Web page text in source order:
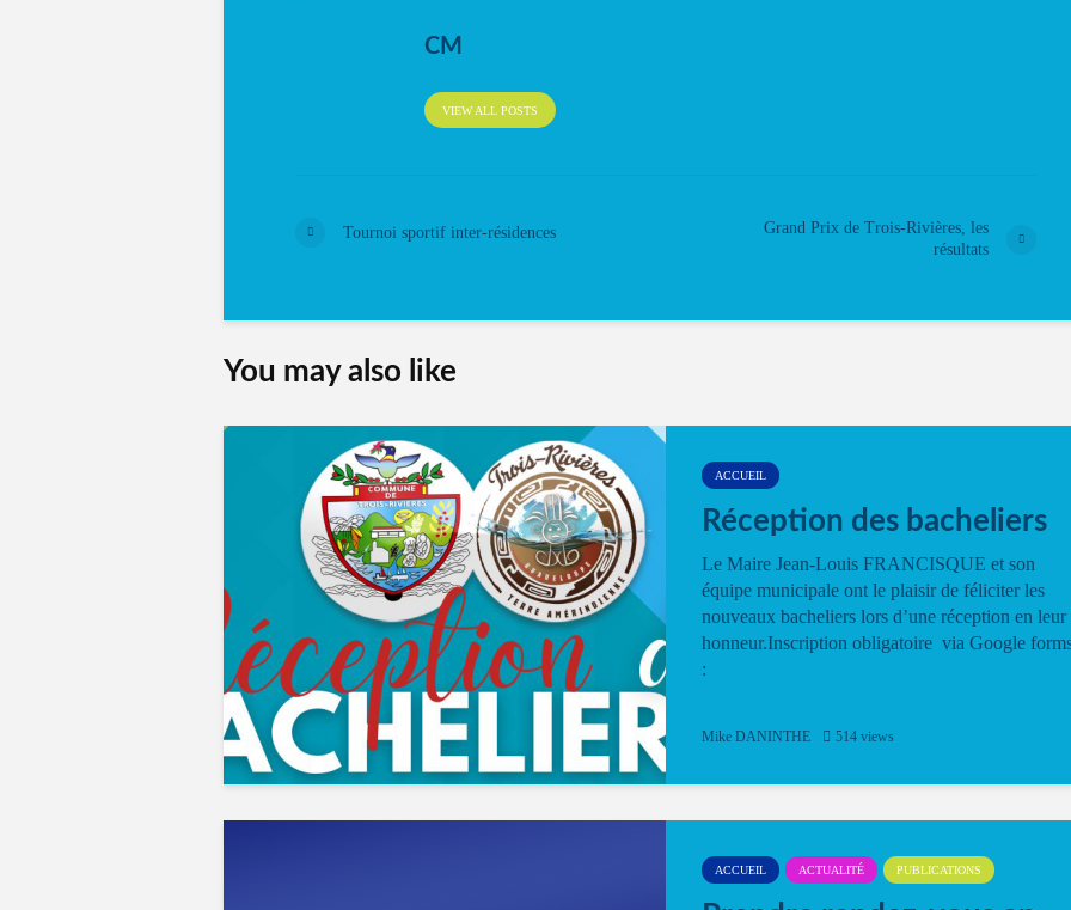
CM
VIEW ALL POSTS
Tournoi sportif inter-résidences
Grand Prix de Trois-Rivières, les
résultats
You may also like
ACCUEIL
Réception des bacheliers
Le Maire Jean-Louis FRANCISQUE et son
équipe municipale ont le plaisir de féliciter les
nouveaux bacheliers lors d’une réception en leur
honneur.Inscription obligatoire via Google
:
Mike DANINTHE 514 views
ACCUEIL ACTUALITÉ PUBLICATIONS